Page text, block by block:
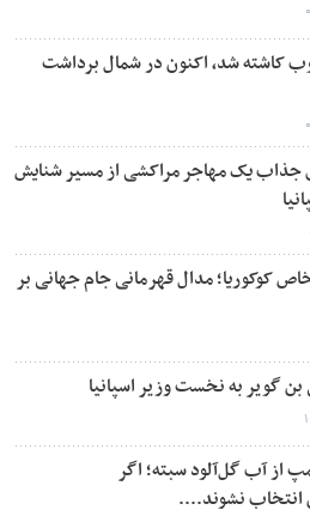
کاشته شد، اکنون در شمال برداشت
جذاب یک مهاجر مراکشی از مسیر شنایش
کوکوریا؛ مدال قهرمانی جام جهانی بر
گویر به نخست وزیر اسپانیا
از آب گل‌آلود سبته؛ اگر
نشوند....